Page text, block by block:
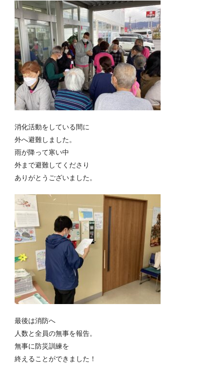
消化活動をしている間に
外へ避難しました。
雨が降って寒い中
外まで避難してくださり
ありがとうございました。
最後は消防へ
人数と全員の無事を報告。
無事に防災訓練を
終えることができました！